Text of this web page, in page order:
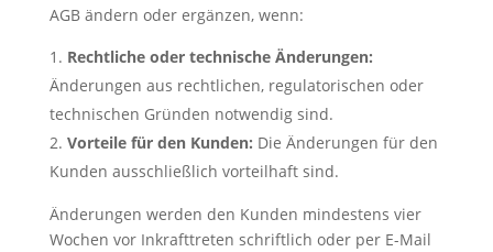
AGB ändern oder ergänzen, wenn:
Rechtliche oder technische Änderungen:
Änderungen aus rechtlichen, regulatorischen oder
technischen Gründen notwendig sind.
Vorteile für den Kunden: Die Änderungen für den
Kunden ausschließlich vorteilhaft sind.
Änderungen werden den Kunden mindestens vier
Wochen vor Inkrafttreten schriftlich oder per E-Mail